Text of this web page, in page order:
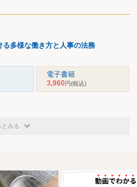
多様な働き方と人事の法務
電子書籍
3,960円(税込)
とみる